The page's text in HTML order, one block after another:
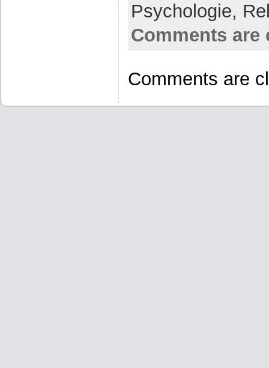
Psychologie,
Comments are
Comments are